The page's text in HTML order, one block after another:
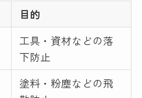
目的
工具・資材などの落
下防止
塗料・粉塵などの飛